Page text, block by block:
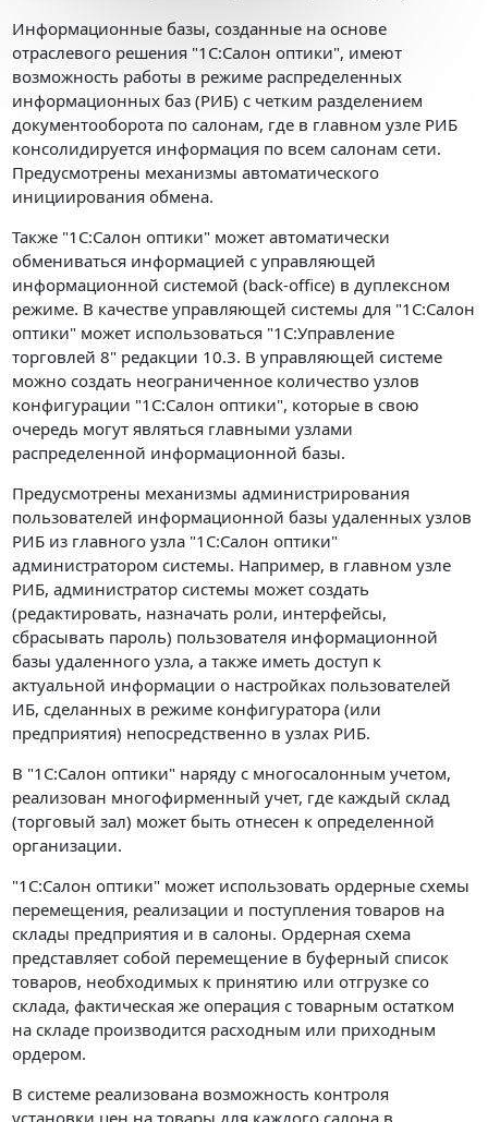
Информационные базы, созданные на основе
отраслевого решения "1С:Салон оптики", имеют
возможность работы в режиме распределенных
информационных баз (РИБ) с четким разделением
документооборота по салонам, где в главном узле РИБ
консолидируется информация по всем салонам сети.
Предусмотрены механизмы автоматического
инициирования обмена.
Также "1С:Салон оптики" может автоматически
обмениваться информацией с управляющей
информационной системой (back-office) в дуплексном
режиме. В качестве управляющей системы для "1С:Салон
оптики" может использоваться "1С:Управление
торговлей 8" редакции 10.3. В управляющей системе
можно создать неограниченное количество узлов
конфигурации "1С:Салон оптики", которые в свою
очередь могут являться главными узлами
распределенной информационной базы.
Предусмотрены механизмы администрирования
пользователей информационной базы удаленных узлов
РИБ из главного узла "1С:Салон оптики"
администратором системы. Например, в главном узле
РИБ, администратор системы может создать
(редактировать, назначать роли, интерфейсы,
сбрасывать пароль) пользователя информационной
базы удаленного узла, а также иметь доступ к
актуальной информации о настройках пользователей
ИБ, сделанных в режиме конфигуратора (или
предприятия) непосредственно в узлах РИБ.
В "1С:Салон оптики" наряду с многосалонным учетом,
реализован многофирменный учет, где каждый склад
(торговый зал) может быть отнесен к определенной
организации.
"1С:Салон оптики" может использовать ордерные схемы
перемещения, реализации и поступления товаров на
склады предприятия и в салоны. Ордерная схема
представляет собой перемещение в буферный список
товаров, необходимых к принятию или отгрузке со
склада, фактическая же операция с товарным остатком
на складе производится расходным или приходным
ордером.
В системе реализована возможность контроля
установки цен на товары для каждого салона в